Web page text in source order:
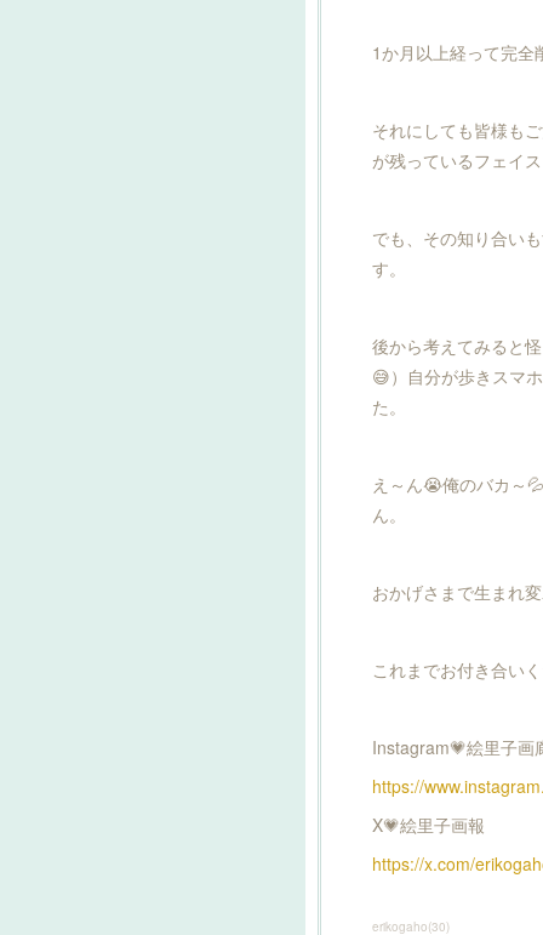
1か月以上経って完全
それにしても皆様も
が残っているフェイ
でも、その知り合い
す。
後から考えてみると
😅）自分が歩きスマ
た。
え～ん😭俺のバカ～
ん。
おかげさまで生まれ
これまでお付き合い
Instagram💗絵里子画
https://
X💗絵里子画報
https://x.com/
erikogaho(30)